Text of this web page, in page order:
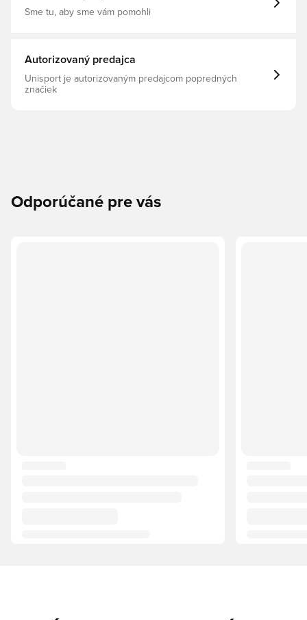
Sme tu, aby sme vám pomohli
Autorizovaný predajca
Unisport je autorizovaným predajcom popredných
značiek
Odporúčané pre vás